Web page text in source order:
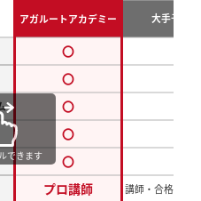
アガルートアカデミー 大手予備
〇
〇
〇
〇
〇
プロ講師
講師・合格者ア
できます